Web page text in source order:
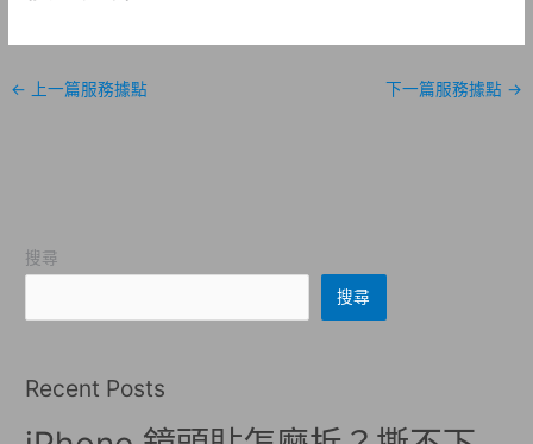
← 上一篇服務據點 下一篇服務據點 →
搜尋
搜尋
Recent Posts